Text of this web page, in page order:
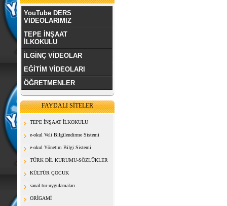
YouTube DERS
VİDEOLARIMIZ
TEPE İNŞAAT
İLKOKULU
İLGİNÇ VİDEOLAR
EĞİTİM VİDEOLARI
ÖĞRETMENLER
FAYDALI SİTELER
TEPE İNŞAAT İLKOKULU
e-okul Veli Bilgilendirme Sistemi
e-okul Yönetim Bilgi Sistemi
TÜRK DİL KURUMU-SÖZLÜKLER
KÜLTÜR ÇOCUK
sanal tur uygulamaları
ORİGAMİ